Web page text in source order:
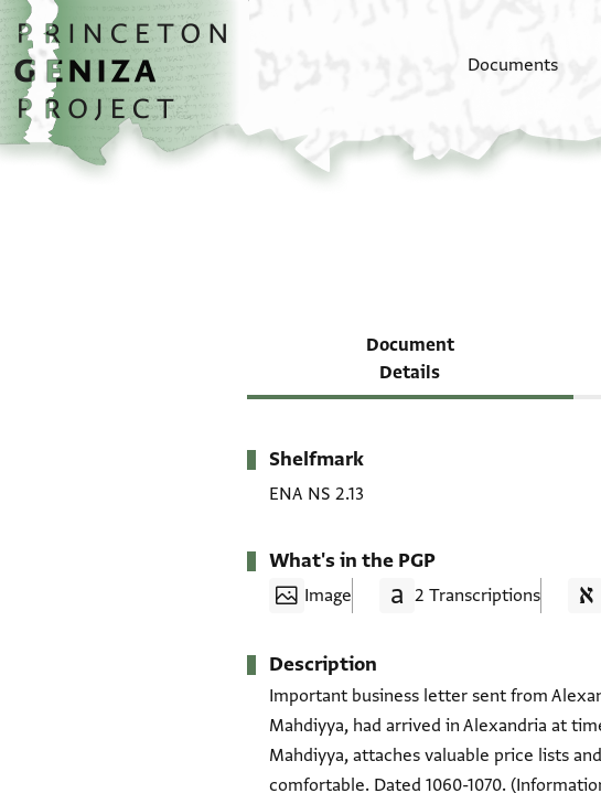
Skip to main content
home
Documents
Document
Details
Metadata
Shelfmark
ENA NS 2.13
What's in the PGP
Image 2 Transcriptions
Description
Important business letter sent from
Mahdiyya, had arrived in Alexandria at
Mahdiyya, attaches valuable price lists
comfortable. Dated 1060-1070.